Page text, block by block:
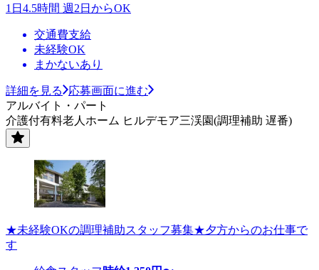
1日4.5時間 週2日からOK
交通費支給
未経験OK
まかないあり
詳細を見る
応募画面に進む
アルバイト・パート
介護付有料老人ホーム ヒルデモア三渓園(調理補助 遅番)
★未経験OKの調理補助スタッフ募集★夕方からのお仕事で
す